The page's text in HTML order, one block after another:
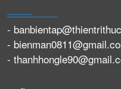
-
-
-